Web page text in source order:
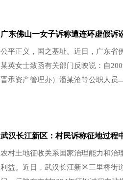
广东佛山一女子诉称遭连环虚假诉
公平正义，国之基址。近日，广东省
某英女士致函有关部门反映说：自
晋承资产管理办）潘某沧等公职人员...
武汉长江新区：村民诉称征地过程
农村土地征收关系国家治理能力和治
利益。近日，武汉长江新区三里桥街